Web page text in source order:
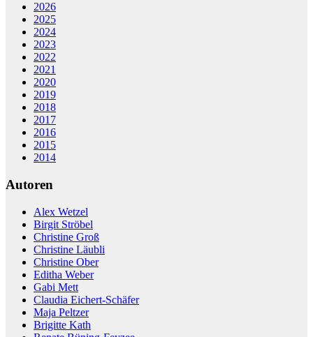
2026
2025
2024
2023
2022
2021
2020
2019
2018
2017
2016
2015
2014
Autoren
Alex Wetzel
Birgit Ströbel
Christine Groß
Christine Läubli
Christine Ober
Editha Weber
Gabi Mett
Claudia Eichert-Schäfer
Maja Peltzer
Brigitte Kath